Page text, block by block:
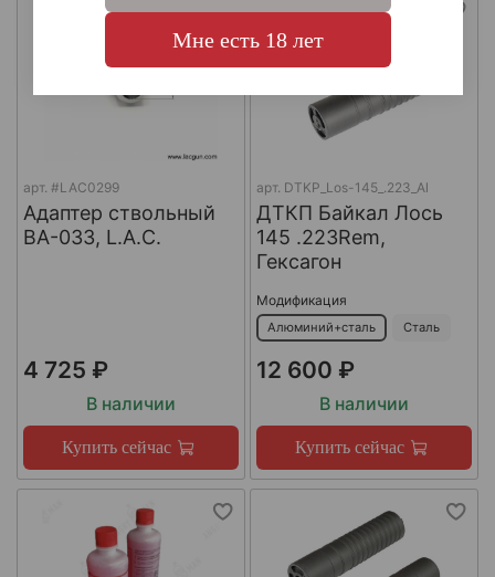
арт. #LAC0299
Адаптер ствольный
BA-033, L.A.C.
4 725 ₽
В наличии
Купить сейчас
арт. DTKP_Los-145_.223_Al
ДТКП Байкал Лось
145 .223Rem,
Гексагон
Модификация
Алюминий+сталь Сталь
12 600 ₽
В наличии
Купить сейчас
Мне есть 18 лет